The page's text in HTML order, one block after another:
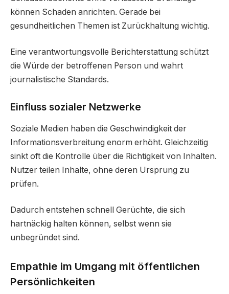
können Schaden anrichten. Gerade bei
gesundheitlichen Themen ist Zurückhaltung wichtig.
Eine verantwortungsvolle Berichterstattung schützt
die Würde der betroffenen Person und wahrt
journalistische Standards.
Einfluss sozialer Netzwerke
Soziale Medien haben die Geschwindigkeit der
Informationsverbreitung enorm erhöht. Gleichzeitig
sinkt oft die Kontrolle über die Richtigkeit von Inhalten.
Nutzer teilen Inhalte, ohne deren Ursprung zu
prüfen.
Dadurch entstehen schnell Gerüchte, die sich
hartnäckig halten können, selbst wenn sie
unbegründet sind.
Empathie im Umgang mit öffentlichen
Persönlichkeiten